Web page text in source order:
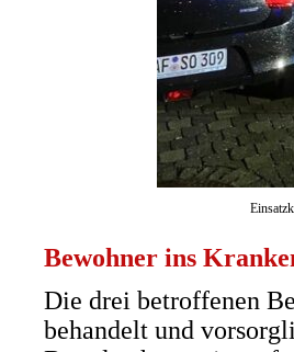
Bewohner ins
Die drei betroffenen
behandelt und